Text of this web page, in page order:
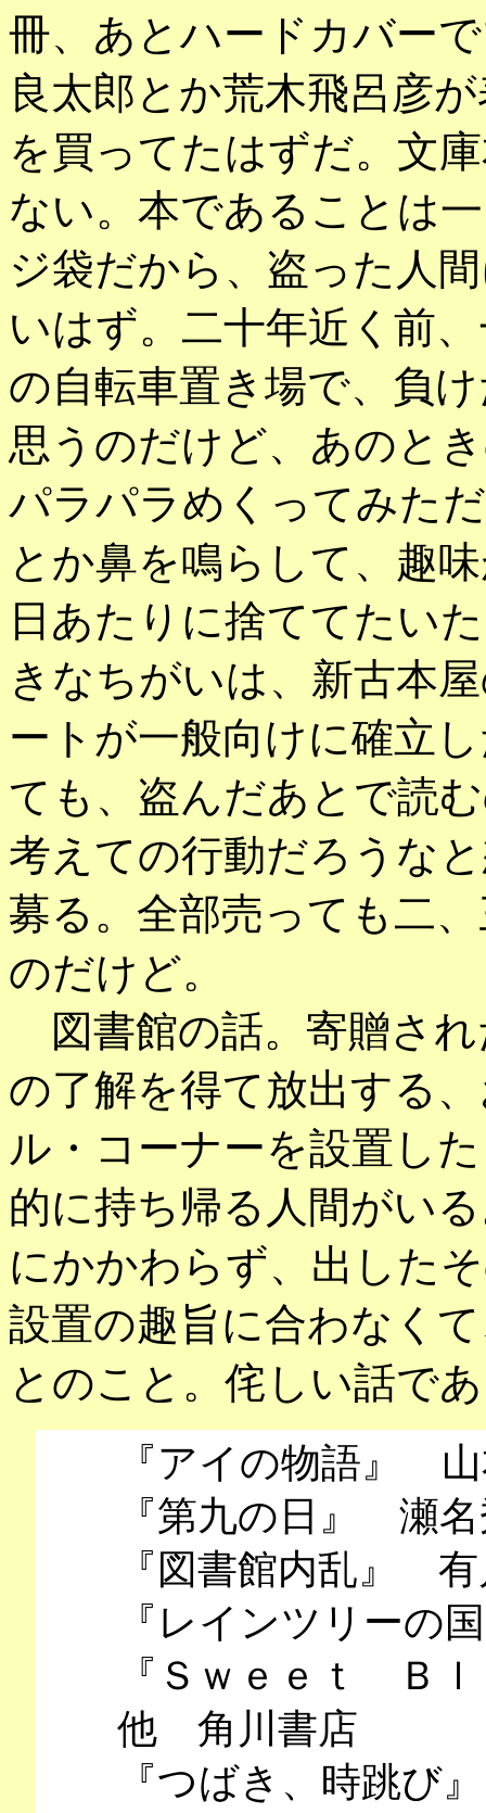
冊、あとハードカバー
良太郎とか荒木飛呂彦
を買ってたはずだ。文
ない。本であることは
ジ袋だから、盗った人
いはず。二十年近く前
の自転車置き場で、負
思うのだけど、あのと
パラパラめくってみた
とか鼻を鳴らして、趣
日あたりに捨ててたい
きなちがいは、新古本
ートが一般向けに確立
ても、盗んだあとで読
考えての行動だろうな
募る。全部売っても二
のだけど。
図書館の話。寄贈さ
の了解を得て放出する
ル・コーナーを設置し
的に持ち帰る人間がい
にかかわらず、出した
設置の趣旨に合わなく
とのこと。侘しい話で
『アイの物語』
『第九の日』 瀬
『図書館内乱』
『レインツリー
『Ｓｗｅｅｔ Ｂ
他 角川書店
『つばき、時跳